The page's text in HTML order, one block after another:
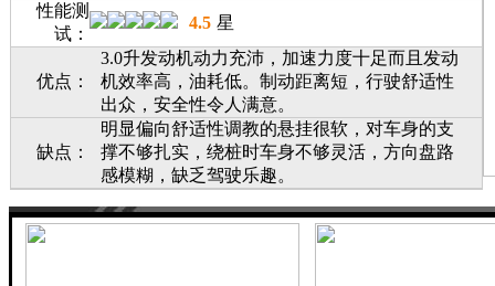
性能测
试：
4.5 星
优点：
3.0升发动机动力充沛，加速力度十足而且发动
机效率高，油耗低。制动距离短，行驶舒适性
出众，安全性令人满意。
缺点：
明显偏向舒适性调教的悬挂很软，对车身的支
撑不够扎实，绕桩时车身不够灵活，方向盘路
感模糊，缺乏驾驶乐趣。